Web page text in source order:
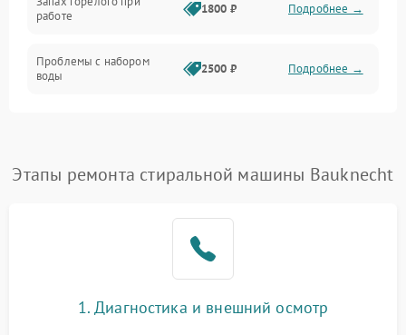
работе
1800 ₽ Подробнее →
Проблемы с набором
воды
2500 ₽ Подробнее →
2200 ₽ Подробнее →
Этапы ремонта стиральной машины Bauknecht
1. Диагностика и внешний осмотр